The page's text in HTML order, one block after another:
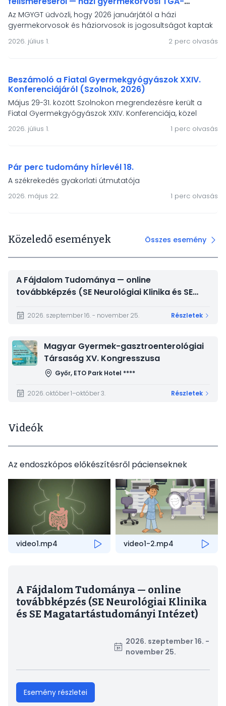
vizsgálati jogosultság és a népességszűrés
igénye
Az MGYGT üdvözli, hogy 2026 januárjától a házi
gyermekorvosok és háziorvosok is jogosultságot kaptak
a szöveti transzglutamináz elleni antitest vizsgálat
elvégeztetésére coeliakia gyanú esetén. Állásfoglalásunk
épülő népességszűrés szükséges.
2026. július 1. 2 perc olvasás
Beszámoló a Fiatal Gyermekgyógyászok XXIV.
Konferenciájáról (Szolnok, 2026)
Május 29-31. között Szolnokon megrendezésre került a
Fiatal Gyermekgyógyászok XXIV. Konferenciája, közel
kétszáz résztvevővel és 90 szakmai előadással. Az MGYGT
két díjat ajánlott fel a legkiválóbb előadóknak – a
Géza Kórház).
2026. július 1. 1 perc olvasás
Pár perc tudomány hírlevél 18.
A székrekedés gyakorlati útmutatója
2026. május 22. 1 perc olvasás
Közeledő események
A Fájdalom Tudománya — online
továbbképzés (SE Neurológiai Klinika és SE
2026. szeptember 16. - november 25. Részletek
Kép
Magyar Gyermek-gasztroenterológiai
Társaság XV. Kongresszusa
Győr, ETO Park Hotel ****
2026. október 1–október 3. Részletek
Összes esemény
Videók
Az endoszkópos előkészítésről pácienseknek
video1.mp4 video1-2.mp4
A Fájdalom Tudománya — online
továbbképzés (SE Neurológiai Klinika
és SE Magatartástudományi Intézet)
2026. szeptember 16. -
november 25.
Esemény részletei